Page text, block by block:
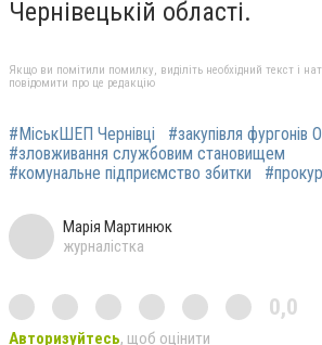
Чернівецькій області.
Якщо ви помітили помилку, виділіть необхідний текст і
повідомити про це редакцію
#МіськШЕП Чернівці
#закупівля фургонів
#зловживання службовим становищем
#комунальне підприємство збитки
Марія Мартинюк
журналістка
0,0
Авторизуйтесь, щоб оцінити